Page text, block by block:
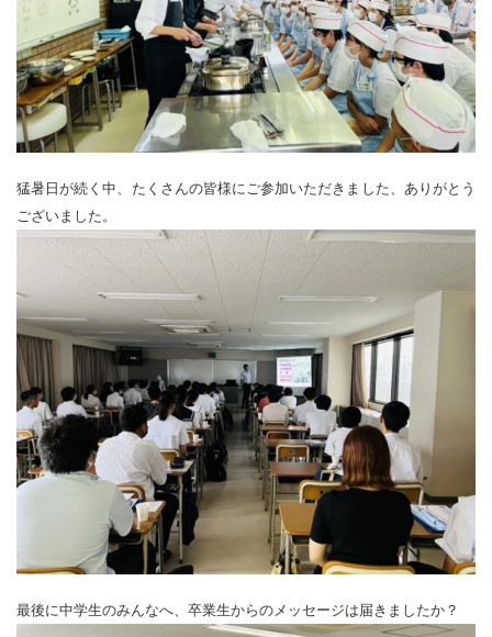
猛暑日が続く中、たくさんの皆様にご参加いただきました、ありがとう
ございました。
最後に中学生のみんなへ、卒業生からのメッセージは届きましたか？